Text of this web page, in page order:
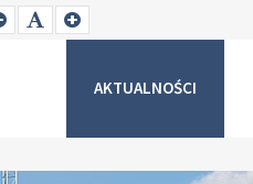
SET
SMALLER
SET
DEFAULT
SET
LARGER
AKTUALNOŚCI